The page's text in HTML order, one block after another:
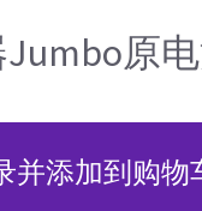
原
并添加到购物